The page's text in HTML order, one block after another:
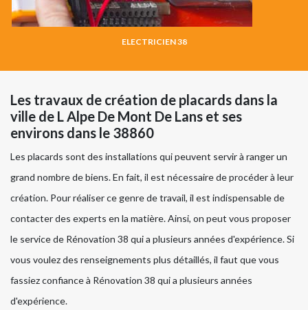
ELECTRICIEN 38
Les travaux de création de placards dans la
ville de L Alpe De Mont De Lans et ses
environs dans le 38860
Les placards sont des installations qui peuvent servir à ranger un
grand nombre de biens. En fait, il est nécessaire de procéder à leur
création. Pour réaliser ce genre de travail, il est indispensable de
contacter des experts en la matière. Ainsi, on peut vous proposer
le service de Rénovation 38 qui a plusieurs années d'expérience. Si
vous voulez des renseignements plus détaillés, il faut que vous
fassiez confiance à Rénovation 38 qui a plusieurs années
d'expérience.